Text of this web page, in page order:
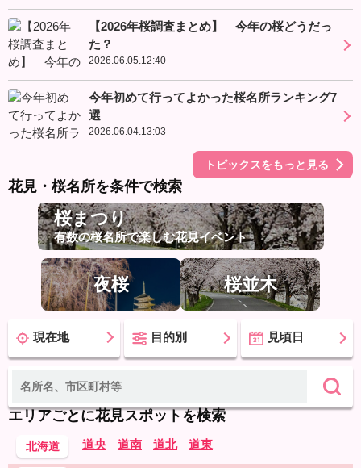
【2026年桜調査まとめ】 今年の桜どうだっ
た？
2026.06.05.12:40
今年初めて行ってよかった桜名所ランキング7
選
2026.06.04.13:03
トピックスをもっと見る
花見・桜名所を条件で検索
桜まつり
有数の桜名所で楽しむ花見イベント
夜桜 桜並木
現在地 目的別 見頃日
エリアごとに花見スポットを検索
北海道 道央 道南 道北 道東